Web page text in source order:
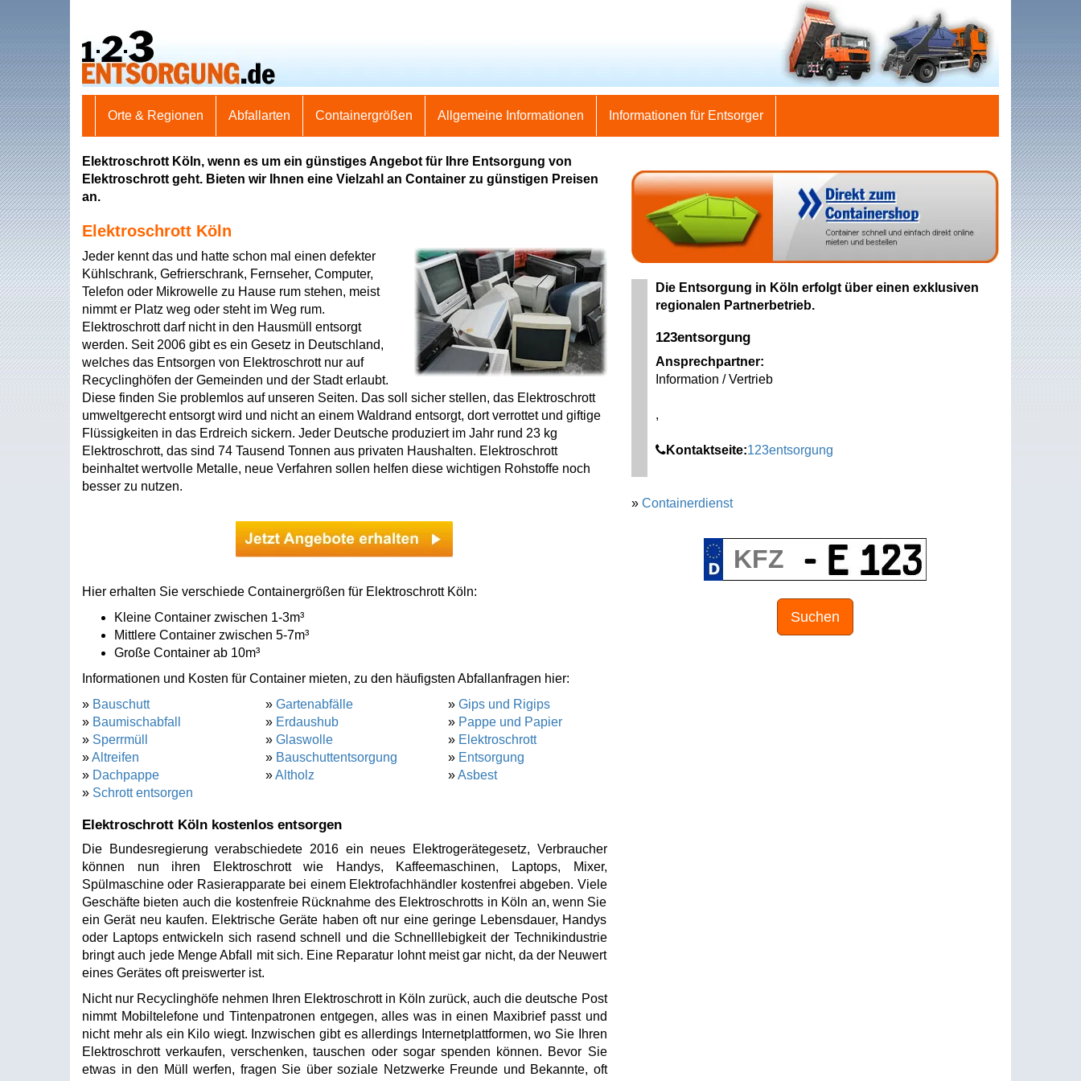
Orte & Regionen Abfallarten Containergrößen Allgemeine Informationen Informationen für Entsorger
Elektroschrott Köln, wenn es um ein günstiges Angebot für Ihre Entsorgung von
Elektroschrott geht. Bieten wir Ihnen eine Vielzahl an Container zu günstigen Preisen
an.
Elektroschrott Köln
Jeder kennt das und hatte schon mal einen defekter
Kühlschrank, Gefrierschrank, Fernseher, Computer,
Telefon oder Mikrowelle zu Hause rum stehen, meist
nimmt er Platz weg oder steht im Weg rum.
Elektroschrott darf nicht in den Hausmüll entsorgt
werden. Seit 2006 gibt es ein Gesetz in Deutschland,
welches das Entsorgen von Elektroschrott nur auf
Recyclinghöfen der Gemeinden und der Stadt erlaubt.
Diese finden Sie problemlos auf unseren Seiten. Das soll sicher stellen, das Elektroschrott
umweltgerecht entsorgt wird und nicht an einem Waldrand entsorgt, dort verrottet und giftige
Flüssigkeiten in das Erdreich sickern. Jeder Deutsche produziert im Jahr rund 23 kg
Elektroschrott, das sind 74 Tausend Tonnen aus privaten Haushalten. Elektroschrott
beinhaltet wertvolle Metalle, neue Verfahren sollen helfen diese wichtigen Rohstoffe noch
besser zu nutzen.
Hier erhalten Sie verschiede Containergrößen für Elektroschrott Köln:
Kleine Container zwischen 1-3m³
Mittlere Container zwischen 5-7m³
Große Container ab 10m³
Informationen und Kosten für Container mieten, zu den häufigsten Abfallanfragen hier:
» Bauschutt
» Baumischabfall
» Sperrmüll
»Altreifen
» Dachpappe
» Schrott entsorgen
» Gartenabfälle
» Erdaushub
» Glaswolle
» Bauschuttentsorgung
»Altholz
» Gips und Rigips
» Pappe und Papier
» Elektroschrott
» Entsorgung
»Asbest
Elektroschrott Köln kostenlos entsorgen
Die Bundesregierung verabschiedete 2016 ein neues Elektrogerätegesetz, Verbraucher
können nun ihren Elektroschrott wie Handys, Kaffeemaschinen, Laptops, Mixer,
Spülmaschine oder Rasierapparate bei einem Elektrofachhändler kostenfrei abgeben. Viele
Geschäfte bieten auch die kostenfreie Rücknahme des Elektroschrotts in Köln an, wenn Sie
ein Gerät neu kaufen. Elektrische Geräte haben oft nur eine geringe Lebensdauer, Handys
oder Laptops entwickeln sich rasend schnell und die Schnelllebigkeit der Technikindustrie
bringt auch jede Menge Abfall mit sich. Eine Reparatur lohnt meist gar nicht, da der Neuwert
eines Gerätes oft preiswerter ist.
Nicht nur Recyclinghöfe nehmen Ihren Elektroschrott in Köln zurück, auch die deutsche Post
nimmt Mobiltelefone und Tintenpatronen entgegen, alles was in einen Maxibrief passt und
nicht mehr als ein Kilo wiegt. Inzwischen gibt es allerdings Internetplattformen, wo Sie Ihren
Elektroschrott verkaufen, verschenken, tauschen oder sogar spenden können. Bevor Sie
etwas in den Müll werfen, fragen Sie über soziale Netzwerke Freunde und Bekannte, oft
Die Entsorgung in Köln erfolgt über einen exklusiven
regionalen Partnerbetrieb.
123entsorgung
Ansprechpartner:
Information / Vertrieb
,
Kontaktseite:123entsorgung
» Containerdienst
Suchen